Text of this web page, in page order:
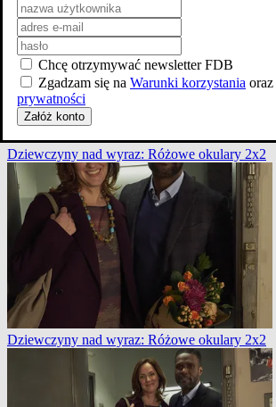
Dziewczyny nad wyraz: Różowe okulary 2x2
Dziewczyny nad wyraz: Różowe okulary 2x2
Chcę otrzymywać newsletter FDB
Zgadzam się na Warunki korzystania oraz
prywatności
Załóż konto